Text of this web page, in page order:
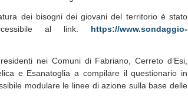
dei bisogni dei giovani del territorio è stato
al link: https://www.sondaggio-
nei Comuni di Fabriano, Cerreto d’Esi,
e Esanatoglia a compilare il questionario in
modulare le linee di azione sulla base delle